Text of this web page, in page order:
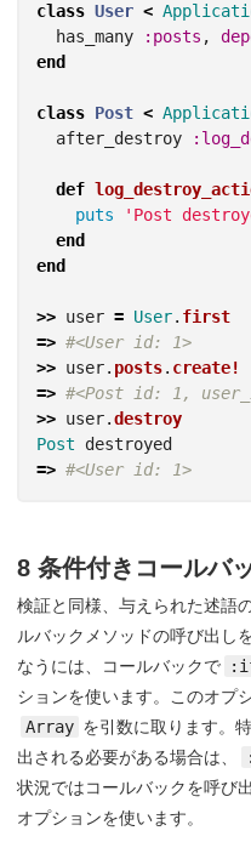
class User <
has_many
:posts ,
end
class Post <
after_destroy
def
puts
'Post
end
end
>> user = User. first
=> #<User id: 1>
>> user. posts. create!
=> #<Post id: 1,
>> user.destroy
Post
destroyed
=> #<User id: 1>
8 条件付きコールバ
検証と同様、与えられた述語
ルバックメソッドの呼び出し
なうには、コールバックで
ションを使います。このオプ
Array を引数に取ります。
出される必要がある場合は、
状況ではコールバックを呼び
オプションを使います。